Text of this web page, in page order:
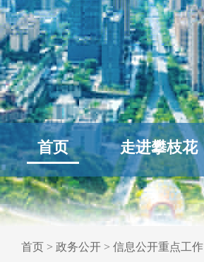
首页 走进攀枝花
首页 > 政务公开 > 信息公开重点工作